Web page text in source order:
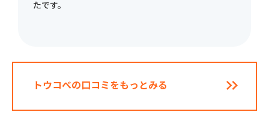
たです。
トウコべの口コミをもっとみる